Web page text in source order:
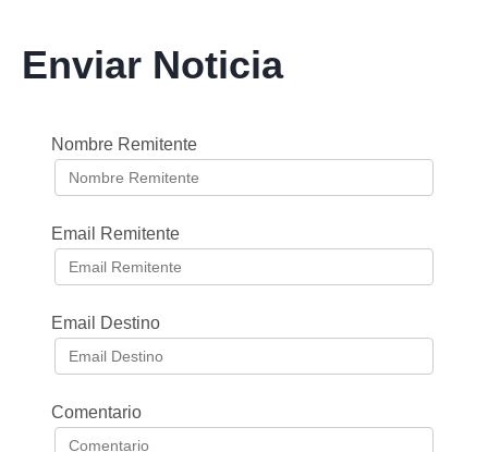
Enviar Noticia
Nombre Remitente
Email Remitente
Email Destino
Comentario